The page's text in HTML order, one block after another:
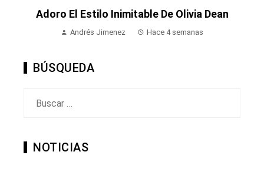
Adoro El Estilo Inimitable De Olivia Dean
Andrés Jimenez Hace 4 semanas
BÚSQUEDA
NOTICIAS